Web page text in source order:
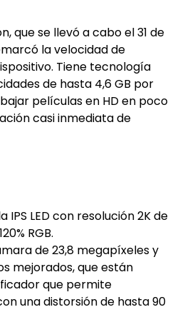
que se llevó a cabo el 31 de
la velocidad de
Tiene tecnología
de hasta 4,6 GB por
películas en HD en poco
casi inmediata de
LED con resolución 2K de
RGB.
de 23,8 megapíxeles y
mejorados, que están
que permite
una distorsión de hasta 90